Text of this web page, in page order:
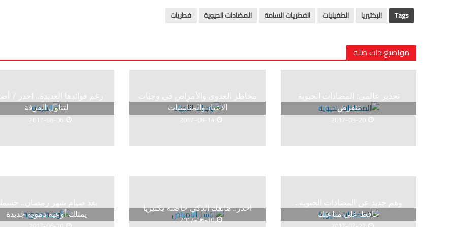
Tags البكتيريا الطفيليات الفطريات السامة المضادات الحيوية فطريات
مواضيع ذات صلة
تحذير عالمي: المضادات الحيوية
تنقرض
2017-09-20
مخاطر العدوى والأمراض في وجبات
الأعياد والمناسبات
2017-08-14
رغم فوائدها
لتناول القرفة
2017-08-06
وهم جديد عن المضادات الحيوية..
حافظ على مناعتك
احذر.. هاتفك الذكي حاضنة بكتيريا
2017-06-30
بعد صيام شهر رمضان..
يمتلك أوعية دموية جديدة